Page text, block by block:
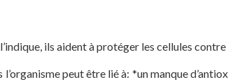
ils aident à protéger les cellules
peut être lié à: *un manque